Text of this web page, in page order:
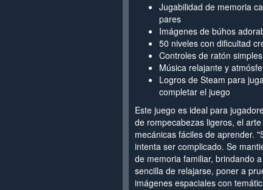
Jugabilidad de memoria
pares
Imágenes de búhos
50 niveles con dificultad
Controles de ratón simples
Música relajante y
Logros de Steam para
completar el juego
Este juego es ideal para
de rompecabezas ligeros, el
mecánicas fáciles de aprender.
intenta ser complicado. Se
de memoria familiar, brindando
sencilla de relajarse, poner a
imágenes espaciales con